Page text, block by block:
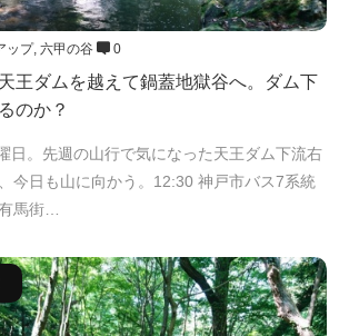
ップ, 六甲の谷 0
王ダムを越えて鍋蓋地獄谷へ。ダム下
のか？
日。先週の山行で気になった天王ダム下流右
今日も山に向かう。12:30 神戸市バス7系統
馬街…